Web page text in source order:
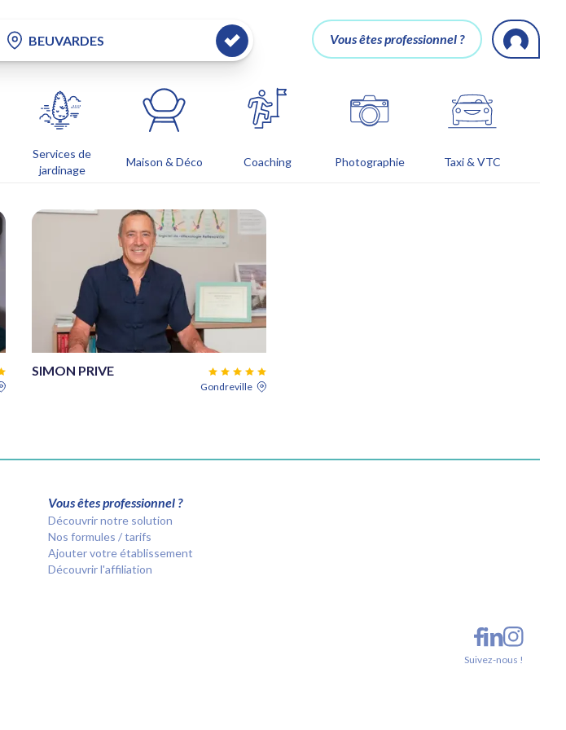
Vous êtes professionnel ?
Services de
jardinage
Maison & Déco Coaching Photographie Taxi & VTC
SIMON PRIVE
Gondreville
Vous êtes professionnel ?
Découvrir notre solution
Nos formules / tarifs
Ajouter votre établissement
Découvrir l'affiliation
Suivez-nous !